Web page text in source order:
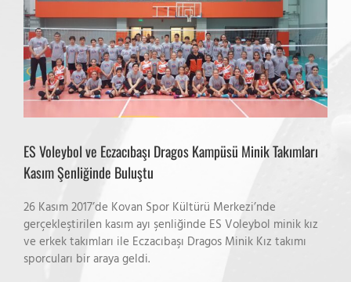
ES Voleybol ve Eczacıbaşı Dragos Kampüsü Minik Takımları
Kasım Şenliğinde Buluştu
26 Kasım 2017’de Kovan Spor Kültürü Merkezi’nde
gerçekleştirilen kasım ayı şenliğinde ES Voleybol minik kız
ve erkek takımları ile Eczacıbaşı Dragos Minik Kız takımı
sporcuları bir araya geldi.